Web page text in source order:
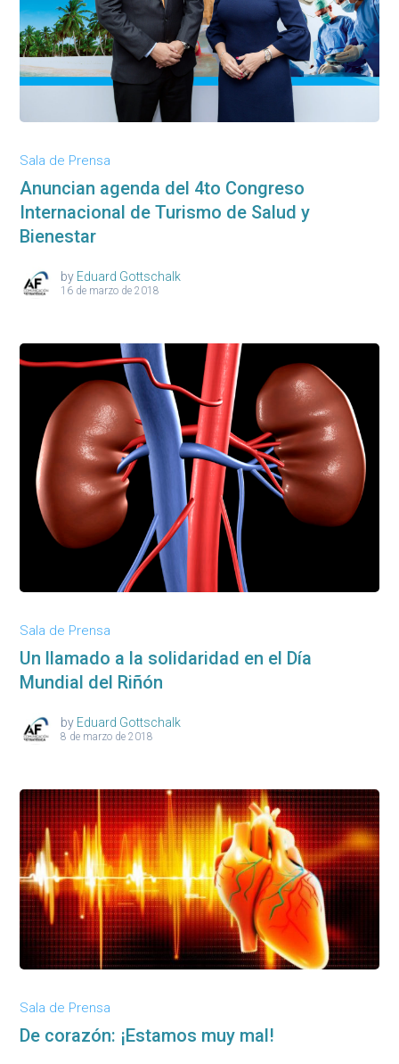
Sala de Prensa
Anuncian agenda del 4to Congreso
Internacional de Turismo de Salud y
Bienestar
by Eduard Gottschalk
16 de marzo de 2018
Sala de Prensa
Un llamado a la solidaridad en el Día
Mundial del Riñón
by Eduard Gottschalk
8 de marzo de 2018
Sala de Prensa
De corazón: ¡Estamos muy mal!